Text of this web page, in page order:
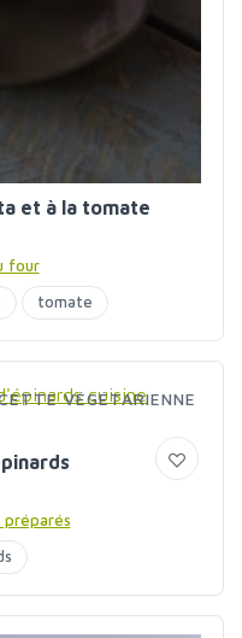
et à la tomate
four
tomate
préparés